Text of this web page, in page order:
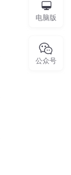
电脑版
公众号